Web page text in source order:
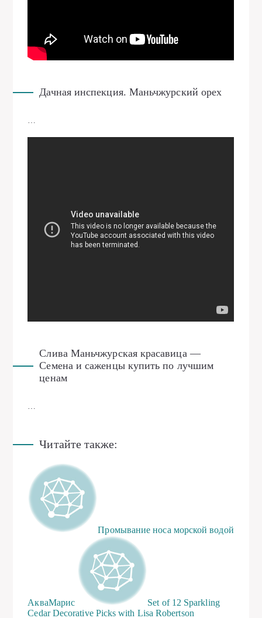
Дачная инспекция. Маньчжурский орех
Слива Маньчжурская красавица —
Семена и саженцы купить по лучшим
ценам
Читайте также:
Промывание носа морской водой
АкваМарис
Set of 12 Sparkling
Cedar Decorative Picks with Lisa Robertson